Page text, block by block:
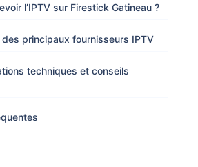
l’IPTV sur Firestick Gatineau ?
des principaux fournisseurs IPTV
techniques et conseils